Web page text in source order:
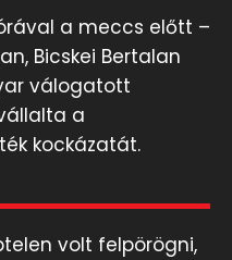
a meccs előtt –
Bicskei Bertalan
válogatott
a
kockázatát.
volt felpörögni,